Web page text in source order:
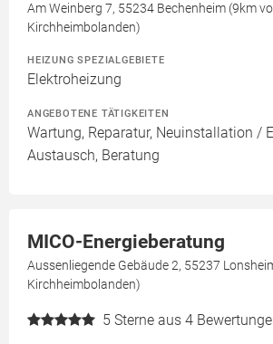
Am Weinberg 7, 55234 Bechenheim (9km
Kirchheimbolanden)
HEIZUNG SPEZIALGEBIETE
Elektroheizung
ANGEBOTENE TÄTIGKEITEN
Wartung, Reparatur, Neuinstallation /
Austausch, Beratung
MICO-Energieberatung
Aussenliegende Gebäude 2, 55237
Kirchheimbolanden)
5 Sterne aus 4